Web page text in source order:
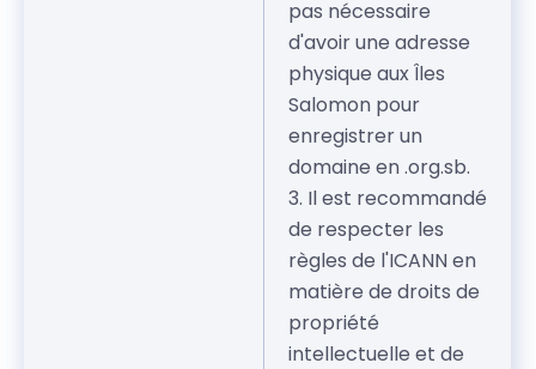
pas nécessaire
d'avoir une adresse
physique aux Îles
Salomon pour
enregistrer un
domaine en .org.sb.
3. Il est recommandé
de respecter les
règles de l'ICANN en
matière de droits de
propriété
intellectuelle et de